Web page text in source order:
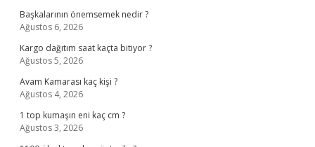
Başkalarının önemsemek nedir ?
Ağustos 6, 2026
Kargo dağıtım saat kaçta bitiyor ?
Ağustos 5, 2026
Avam Kamarası kaç kişi ?
Ağustos 4, 2026
1 top kumaşın eni kaç cm ?
Ağustos 3, 2026